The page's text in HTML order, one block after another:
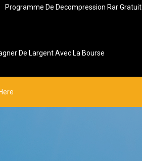
Programme De Decompression Rar Gratuit
De Largent Avec La Bourse